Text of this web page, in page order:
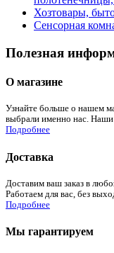
Хозтовары,
Сенсорная
Полезная
О магазине
Узнайте больше о нашем
выбрали именно нас. Наши
Подробнее
Доставка
Доставим ваш заказ в
Работаем для вас, без
Подробнее
Мы гарантируем